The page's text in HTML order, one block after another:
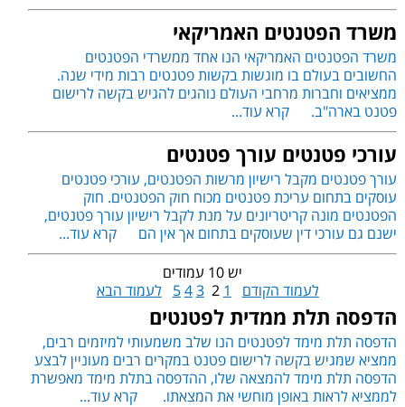
משרד הפטנטים האמריקאי
משרד הפטנטים האמריקאי הנו אחד ממשרדי הפטנטים
החשובים בעולם בו מוגשות בקשות פטנטים רבות מידי שנה.
ממציאים וחברות מרחבי העולם נוהגים להגיש בקשה לרישום
פטנט בארה"ב.
קרא עוד...
עורכי פטנטים עורך פטנטים
עורך פטנטים מקבל רישיון מרשות הפטנטים, עורכי פטנטים
עוסקים בתחום עריכת פטנטים מכוח חוק הפטנטים. חוק
הפטנטים מונה קריטריונים על מנת לקבל רישיון עורך פטנטים,
ישנם גם עורכי דין שעוסקים בתחום אך אין הם
קרא עוד...
יש 10 עמודים
לעמוד הקודם
1
2
3
4
5 לעמוד הבא
הדפסה תלת ממדית לפטנטים
הדפסה תלת מימד לפטנטים הנו שלב משמעותי למיזמים רבים,
ממציא שמגיש בקשה לרישום פטנט במקרים רבים מעוניין לבצע
הדפסה תלת מימד להמצאה שלו, ההדפסה בתלת מימד מאפשרת
לממציא לראות באופן מוחשי את המצאתו.
קרא עוד...